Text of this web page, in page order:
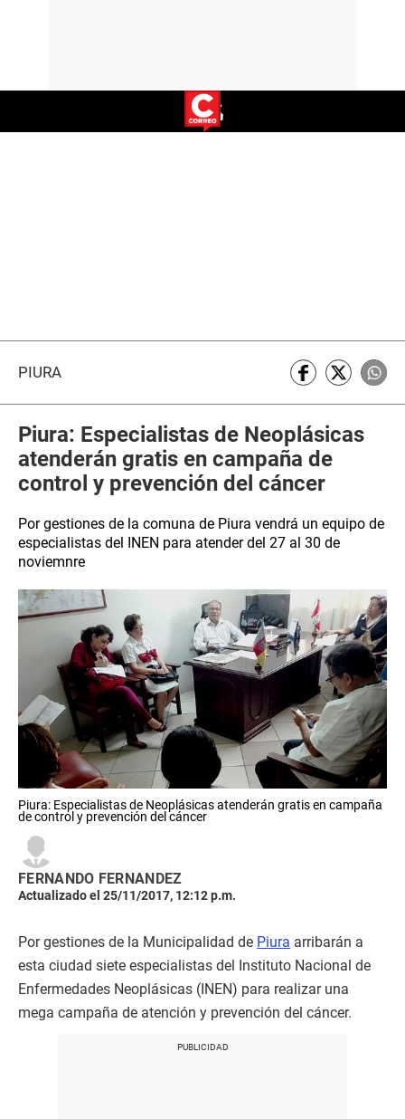
PIURA
Piura: Especialistas de Neoplásicas
atenderán gratis en campaña de
control y prevención del cáncer
Por gestiones de la comuna de Piura vendrá un equipo de
especialistas del INEN para atender del 27 al 30 de
noviemnre
Piura: Especialistas de Neoplásicas atenderán gratis en campaña
de control y prevención del cáncer
FERNANDO FERNANDEZ
Actualizado el 25/11/2017, 12:12 p.m.
Por gestiones de la Municipalidad de Piura arribarán a
esta ciudad siete especialistas del Instituto Nacional de
Enfermedades Neoplásicas (INEN) para realizar una
mega campaña de atención y prevención del cáncer.